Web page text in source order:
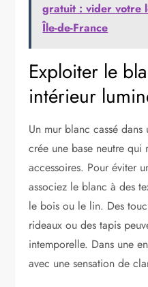
gratuit : vider votre
Île-de-France
Exploiter le
intérieur
Un mur blanc cassé
crée une base neutre qui
accessoires. Pour éviter
associez le blanc à des
le bois ou le lin. Des
rideaux ou des tapis
intemporelle. Dans une
avec une sensation de